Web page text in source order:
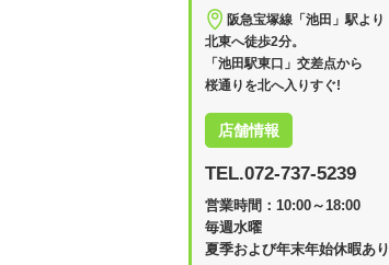
阪急宝塚線「池田」駅より
北東へ徒歩2分。
「池田駅東口」交差点から
桜通りを北へ入りすぐ!
店舗情報
TEL.072-737-5239
営業時間：10:00～18:00
毎週水曜
夏季および年末年始休暇あり